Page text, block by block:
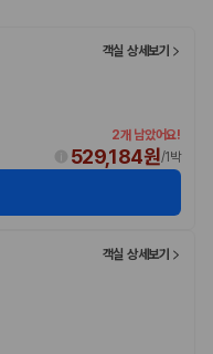
객실 상세보기
2개 남았어요!
529,184원/1박
객실 상세보기